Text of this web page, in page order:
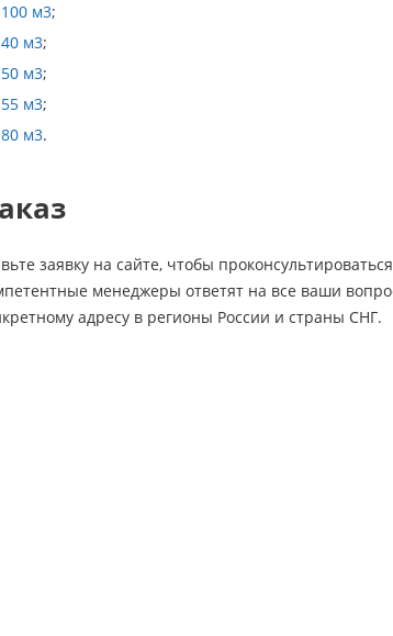
м3;
м3;
м3;
м3;
м3.
заявку на сайте, чтобы
менеджеры ответят на все ваши
адресу в регионы России и страны СНГ.